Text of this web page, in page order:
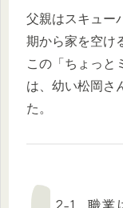
父親はスキュー
期から家を空け
この「ちょっと
は、幼い松岡さ
た。
2-1. 職業